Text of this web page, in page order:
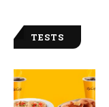
TESTS